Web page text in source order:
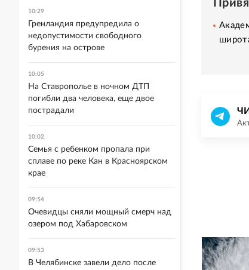
10:29
Гренландия предупредила о
недопустимости свободного
бурения на острове
10:05
На Ставрополье в ночном ДТП
погибли два человека, еще двое
пострадали
10:02
Семья с ребенком пропала при
сплаве по реке Кан в Красноярском
крае
09:54
Очевидцы сняли мощный смерч над
озером под Хабаровском
09:53
В Челябинске завели дело после